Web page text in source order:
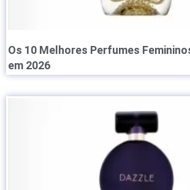
Os 10 Melhores Perfumes
em 2026